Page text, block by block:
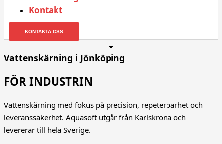
Kontakt
KONTAKTA OSS
Vattenskärning i Jönköping
FÖR INDUSTRIN
Vattenskärning med fokus på precision, repeterbarhet och
leveranssäkerhet. Aquasoft utgår från Karlskrona och
levererar till hela Sverige.